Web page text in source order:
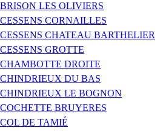
BRISON LES OLIVIERS
CESSENS CORNAILLES
CESSENS CHATEAU BARTHELIER
CESSENS GROTTE
CHAMBOTTE DROITE
CHINDRIEUX DU BAS
CHINDRIEUX LE BOGNON
COCHETTE BRUYERES
COL DE TAMIÉ